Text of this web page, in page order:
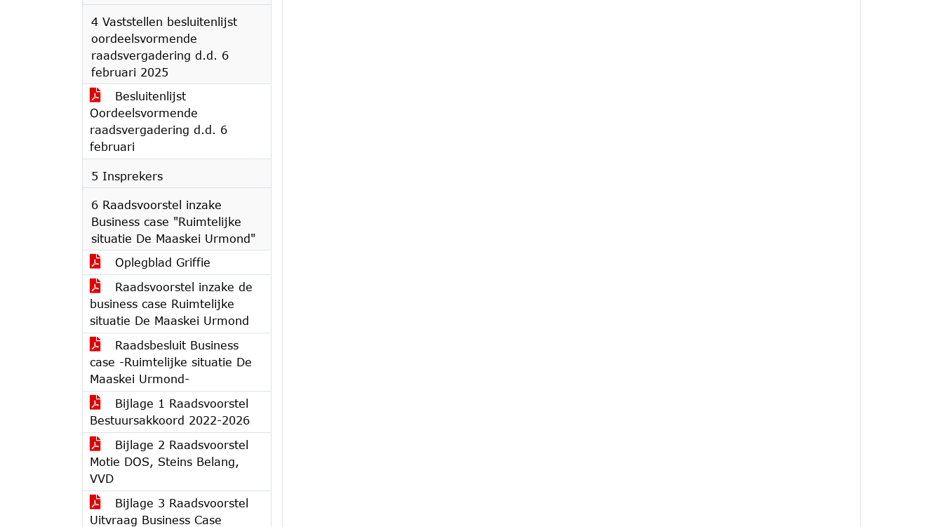
4 Vaststellen besluitenlijst
oordeelsvormende
raadsvergadering d.d. 6
februari 2025
Besluitenlijst
Oordeelsvormende
raadsvergadering d.d. 6
februari
5 Insprekers
6 Raadsvoorstel inzake
Business case "Ruimtelijke
situatie De Maaskei Urmond"
Oplegblad Griffie
Raadsvoorstel inzake de
business case Ruimtelijke
situatie De Maaskei Urmond
Raadsbesluit Business
case -Ruimtelijke situatie De
Maaskei Urmond-
Bijlage 1 Raadsvoorstel
Bestuursakkoord 2022-2026
Bijlage 2 Raadsvoorstel
Motie DOS, Steins Belang,
VVD
Bijlage 3 Raadsvoorstel
Uitvraag Business Case